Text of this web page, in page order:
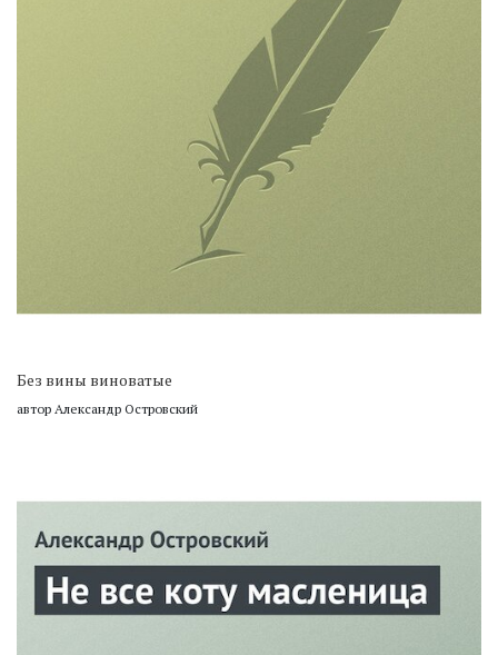
Без вины виноватые
автор Александр Островский